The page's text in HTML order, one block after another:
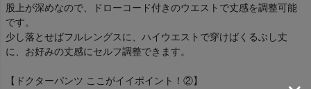
股上が深めなので、ドローコード付きのウエストで丈感を調整可能
です。
少し落とせばフルレングスに、ハイウエストで穿けばくるぶし丈
に、お好みの丈感にセルフ調整できます。
【ドクターパンツ ここがイイポイント！②】